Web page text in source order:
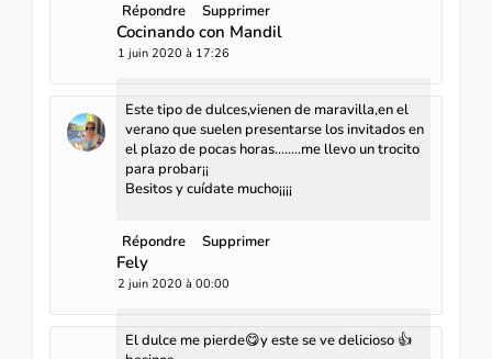
Répondre Supprimer
Cocinando con Mandil
1 juin 2020 à 17:26
Este tipo de dulces,vienen de maravilla,en el
verano que suelen presentarse los invitados en
el plazo de pocas horas........me llevo un trocito
para probar¡¡
Besitos y cuídate mucho¡¡¡¡
Répondre Supprimer
Fely
2 juin 2020 à 00:00
El dulce me pierde😋y este se ve delicioso 👍